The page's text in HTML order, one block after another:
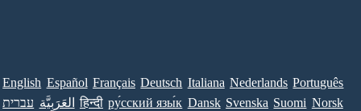
English Español Français Deutsch Italiana Nederlands Português
עברית العَرَبِيَّة हिन्दी ру́сский язы́к Dansk Svenska Suomi Norsk